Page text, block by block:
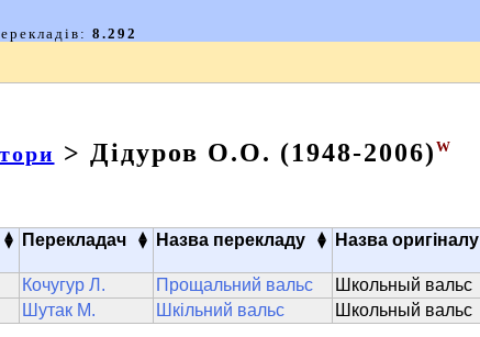
> Дідуров О.О. (1948-2006) W
▴
▾ Перекладач ▴
▾ Назва перекладу ▴
▾ Назва оригіналу
Кочугур Л. Прощальний вальс Школьный вальс
Шутак М. Шкільний вальс Школьный вальс